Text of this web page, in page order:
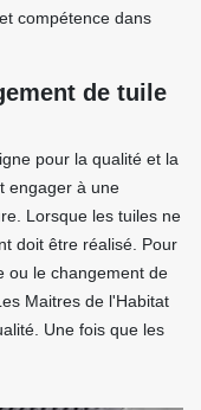
compétence dans
de tuile
pour la qualité et la
engager à une
Lorsque les tuiles ne
doit être réalisé. Pour
ou le changement de
Maitres de l'Habitat
Une fois que les